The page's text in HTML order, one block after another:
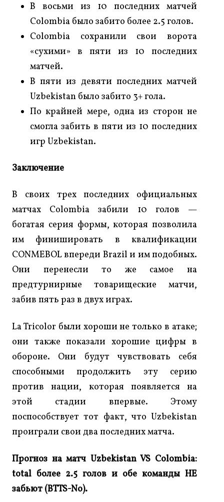
В восьми из 10 последних матчей
Colombia было забито более 2.5 голов.
Colombia сохранили свои ворота
«сухими» в пяти из 10 последних
матчей.
В пяти из девяти последних матчей
Uzbekistan было забито 3+ гола.
По крайней мере, одна из сторон не
смогла забить в пяти из 10 последних
игр Uzbekistan.
Заключение
В своих трех последних официальных
матчах Colombia забили 10 голов —
богатая серия формы, которая позволила
им финишировать в квалификации
CONMEBOL впереди Brazil и им подобных.
Они перенесли то же самое на
предтурнирные товарищеские матчи,
забив пять раз в двух играх.
La Tricolor были хороши не только в атаке;
они также показали хорошие цифры в
обороне. Они будут чувствовать себя
способными продолжить эту серию
против нации, которая появляется на
этой стадии впервые. Этому
поспособствует тот факт, что Uzbekistan
проиграли свои два последних матча.
Прогноз на матч Uzbekistan VS Colombia:
total более 2.5 голов и обе команды НЕ
забьют (BTTS-No).